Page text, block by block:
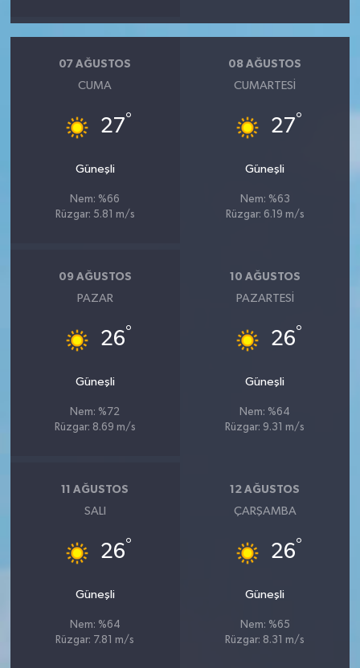
07 AĞUSTOS
CUMA
27°
Güneşli
Nem: %66
Rüzgar: 5.81 m/s
08 AĞUSTOS
CUMARTESI
27°
Güneşli
Nem: %63
Rüzgar: 6.19 m/s
09 AĞUSTOS
PAZAR
26°
Güneşli
Nem: %72
Rüzgar: 8.69 m/s
10 AĞUSTOS
PAZARTESI
26°
Güneşli
Nem: %64
Rüzgar: 9.31 m/s
11 AĞUSTOS
SALI
26°
Güneşli
Nem: %64
Rüzgar: 7.81 m/s
12 AĞUSTOS
ÇARŞAMBA
26°
Güneşli
Nem: %65
Rüzgar: 8.31 m/s